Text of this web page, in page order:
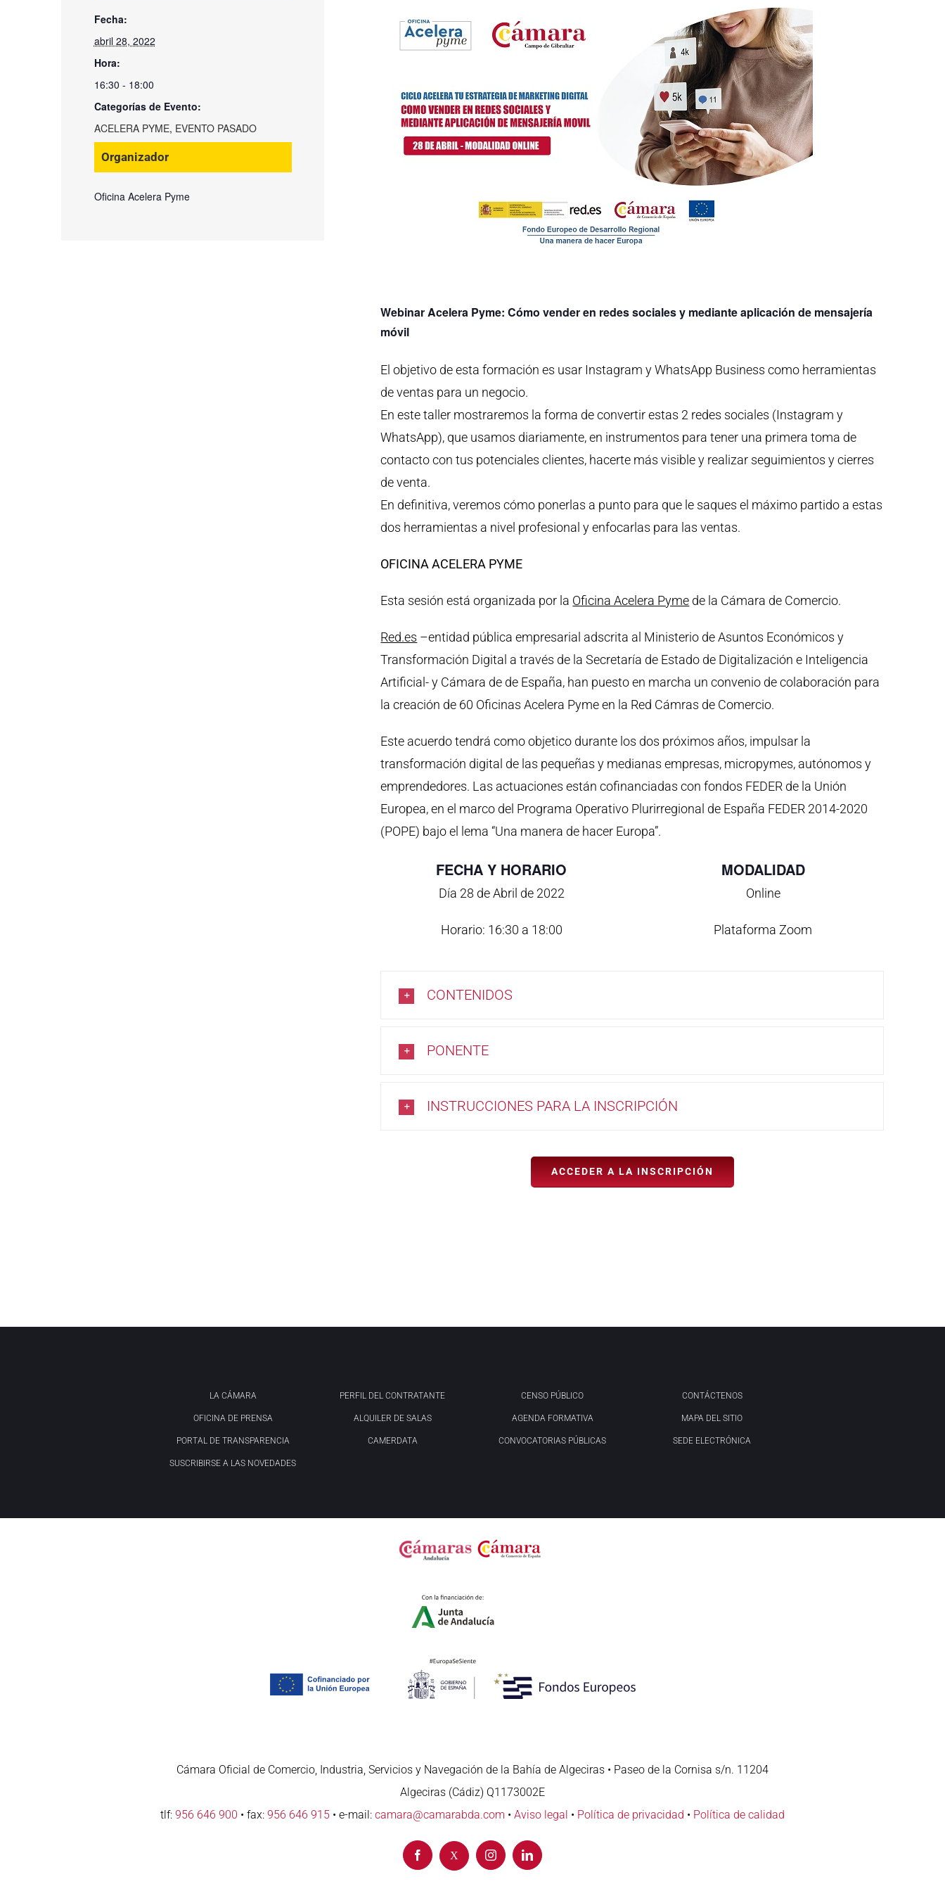
Webinar Acelera Pyme: Cómo vender en redes sociales y mediante aplicación de mensajería
móvil
El objetivo de esta formación es usar Instagram y WhatsApp Business como herramientas
de ventas para un negocio.
En este taller mostraremos la forma de convertir estas 2 redes sociales (Instagram y
WhatsApp), que usamos diariamente, en instrumentos para tener una primera toma de
contacto con tus potenciales clientes, hacerte más visible y realizar seguimientos y cierres
de venta.
En definitiva, veremos cómo ponerlas a punto para que le saques el máximo partido a estas
dos herramientas a nivel profesional y enfocarlas para las ventas.
OFICINA ACELERA PYME
Esta sesión está organizada por la Oficina Acelera Pyme de la Cámara de Comercio.
Red.es –entidad pública empresarial adscrita al Ministerio de Asuntos Económicos y
Transformación Digital a través de la Secretaría de Estado de Digitalización e Inteligencia
Artificial- y Cámara de de España, han puesto en marcha un convenio de colaboración para
la creación de 60 Oficinas Acelera Pyme en la Red Cámras de Comercio.
Este acuerdo tendrá como objetico durante los dos próximos años, impulsar la
transformación digital de las pequeñas y medianas empresas, micropymes, autónomos y
emprendedores. Las actuaciones están cofinanciadas con fondos FEDER de la Unión
Europea, en el marco del Programa Operativo Plurirregional de España FEDER 2014-2020
(POPE) bajo el lema “Una manera de hacer Europa”.
FECHA Y HORARIO
Día 28 de Abril de 2022
Horario: 16:30 a 18:00
MODALIDAD
Online
Plataforma Zoom
CONTENIDOS
PONENTE
INSTRUCCIONES PARA LA INSCRIPCIÓN
ACCEDER A LA INSCRIPCIÓN
Fecha:
abril 28, 2022
Hora:
16:30 - 18:00
Categorías de Evento:
ACELERA PYME, EVENTO PASADO
Organizador
Oficina Acelera Pyme
LA CÁMARA
OFICINA DE PRENSA
PORTAL DE TRANSPARENCIA
SUSCRIBIRSE A LAS NOVEDADES
PERFIL DEL CONTRATANTE
ALQUILER DE SALAS
CAMERDATA
CENSO PÚBLICO
AGENDA FORMATIVA
CONVOCATORIAS PÚBLICAS
CONTÁCTENOS
MAPA DEL SITIO
SEDE ELECTRÓNICA
Cámara Oficial de Comercio, Industria, Servicios y Navegación de la Bahía de Algeciras • Paseo de la Cornisa s/n. 11204
Algeciras (Cádiz) Q1173002E
tlf: 956 646 900 • fax: 956 646 915 • e-mail: camara@camarabda.com • Aviso legal • Política de privacidad • Política de calidad
Facebook
X InstagramLinkedIn